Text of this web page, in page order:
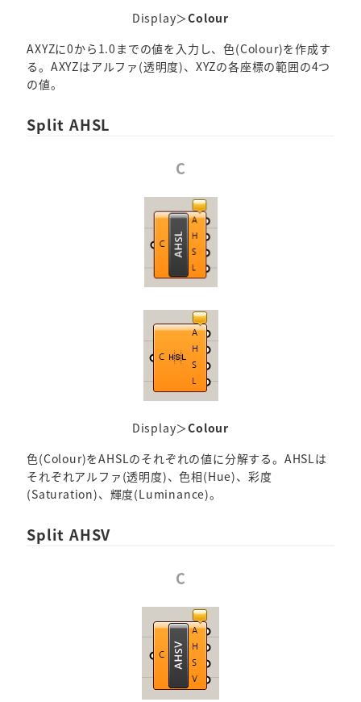
Display＞Colour
AXYZに0から1.0までの値を入力し、色(Colour)を作成す
る。AXYZはアルファ(透明度)、XYZの各座標の範囲の4つ
の値。
Split AHSL
C
Display＞Colour
色(Colour)をAHSLのそれぞれの値に分解する。AHSLは
それぞれアルファ(透明度)、色相(Hue)、彩度
(Saturation)、輝度(Luminance)。
Split AHSV
C